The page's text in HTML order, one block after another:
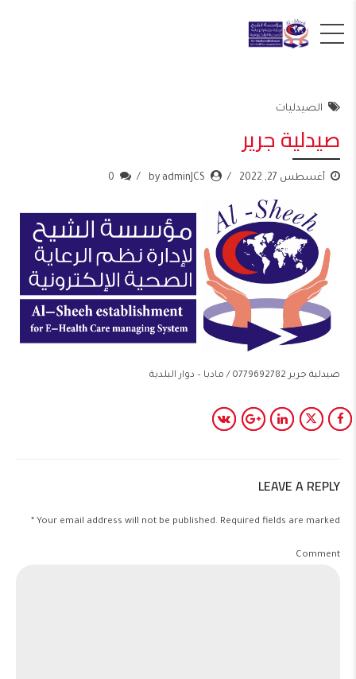
الصيدليات
صيدلية جرير
أغسطس 27, 2022 by adminJCS
0
صيدلية جرير 0779692782 / مادبا – دوار البلدية
LEAVE A REPLY
Your email address will not be published. Required fields are marked *
Comment